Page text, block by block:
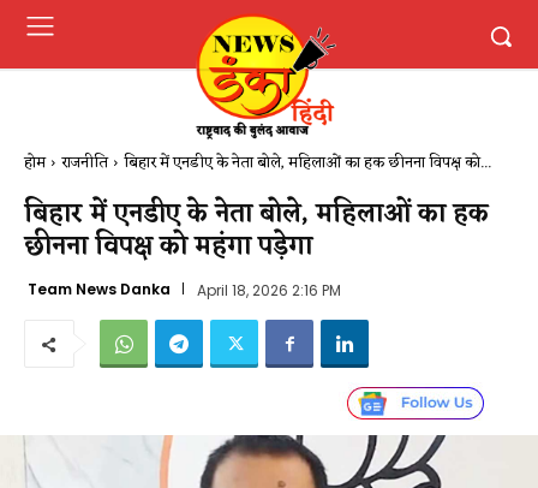
होम राजनीति बिहार में एनडीए के नेता बोले, महिलाओं का हक छीनना विपक्ष को...
बिहार में एनडीए के नेता बोले, महिलाओं का हक
छीनना विपक्ष को महंगा पड़ेगा
Team News Danka April 18, 2026 2:16 PM